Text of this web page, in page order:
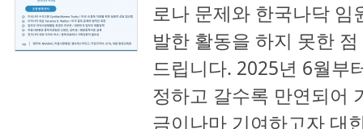
로나 문제와 한국나닥
발한 활동을 하지 못한
드립니다. 2025년 6월부
정하고 갈수록 만연되어
금이나마 기여하고자 대